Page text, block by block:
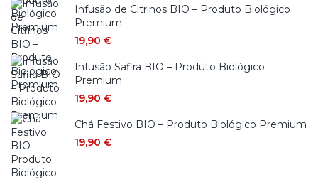
Infusão de Citrinos BIO – Produto Biológico
Premium
19,90 €
Infusão Safira BIO – Produto Biológico
Premium
19,90 €
Chá Festivo BIO – Produto Biológico Premium
19,90 €